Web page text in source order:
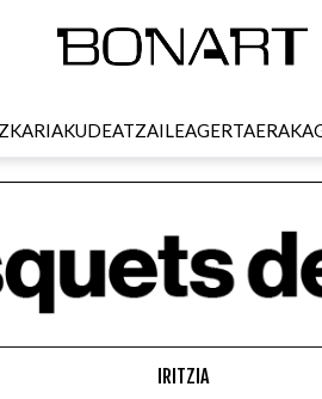
KUDEATZAILEAGERTAERAK
IRITZIA